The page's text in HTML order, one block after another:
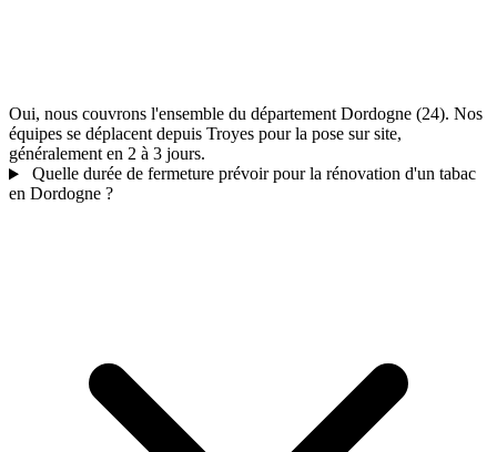
Oui, nous couvrons l'ensemble du département Dordogne (24). Nos
équipes se déplacent depuis Troyes pour la pose sur site,
généralement en 2 à 3 jours.
Quelle durée de fermeture prévoir pour la rénovation d'un tabac
en Dordogne ?